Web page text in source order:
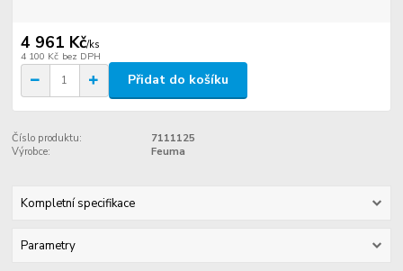
4 961 Kč/ks
4 100 Kč bez DPH
Přidat do košíku
Číslo produktu:
7111125
Výrobce:
Feuma
Kompletní specifikace
Parametry